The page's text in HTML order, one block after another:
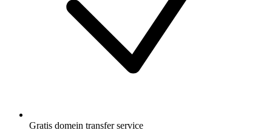
Gratis domein transfer service